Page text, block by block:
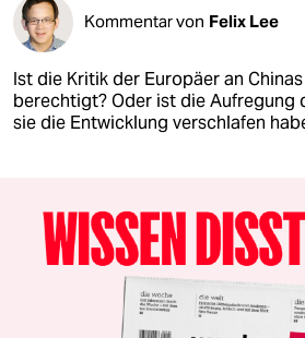
Kommentar von Felix Lee
Ist die Kritik der Europäer an
berechtigt? Oder ist die Aufregung
sie die Entwicklung verschlafen